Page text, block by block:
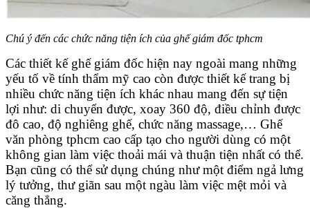
Chú ý đến các chức năng tiện ích của ghế giám đốc tphcm
Các thiết kế ghế giám đốc hiện nay ngoài mang những
yếu tố về tính thẩm mỹ cao còn được thiết kế trang bị
nhiều chức năng tiện ích khác nhau mang đến sự tiện
lợi như: di chuyển được, xoay 360 độ, điều chỉnh được
đô cao, độ nghiêng ghế, chức năng massage,… Ghế
văn phòng tphcm cao cấp tạo cho người dùng có một
không gian làm việc thoải mái và thuận tiện nhất có thể.
Bạn cũng có thể sử dụng chúng như một điểm ngả lưng
lý tưởng, thư giãn sau một ngàu làm việc mệt mỏi và
căng thẳng.